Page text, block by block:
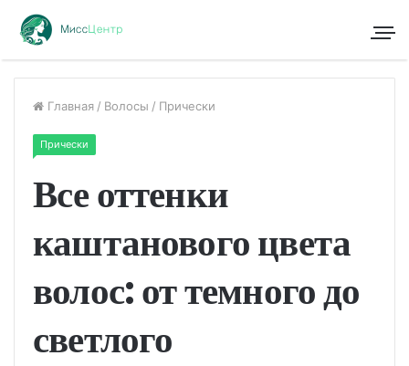
Главная / Волосы / Прически
Прически
Все оттенки
каштанового цвета
волос: от темного до
светлого